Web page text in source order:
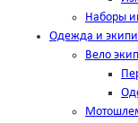
Наборы
Одежда и
Вело